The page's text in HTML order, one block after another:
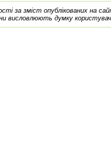
за зміст опублікованих на
висловлюють думку